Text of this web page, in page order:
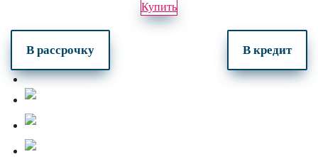
Купить
В рассрочку В кредит